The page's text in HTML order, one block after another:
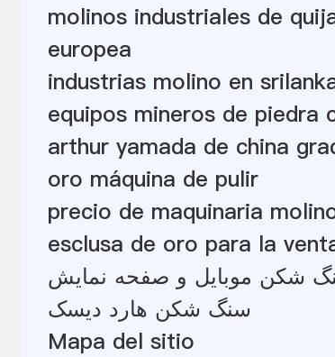
molinos industriales de
europea
industrias molino en
equipos mineros de piedra
arthur yamada de china
oro máquina de pulir
precio de maquinaria
esclusa de oro para la
شکن موبایل و صفحه نمایش
سنگ شکن هارد دیسک
Mapa del sitio